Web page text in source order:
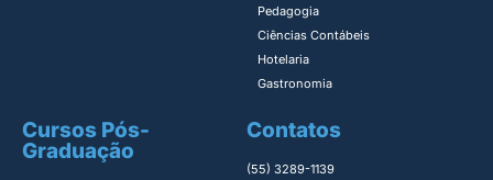
Pedagogia
Ciências Contábeis
Hotelaria
Gastronomia
Cursos Pós-
Graduação
Contatos
(55) 3289-1139